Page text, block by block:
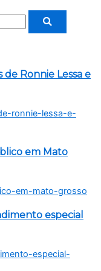
de Ronnie Lessa e
em Mato
especial